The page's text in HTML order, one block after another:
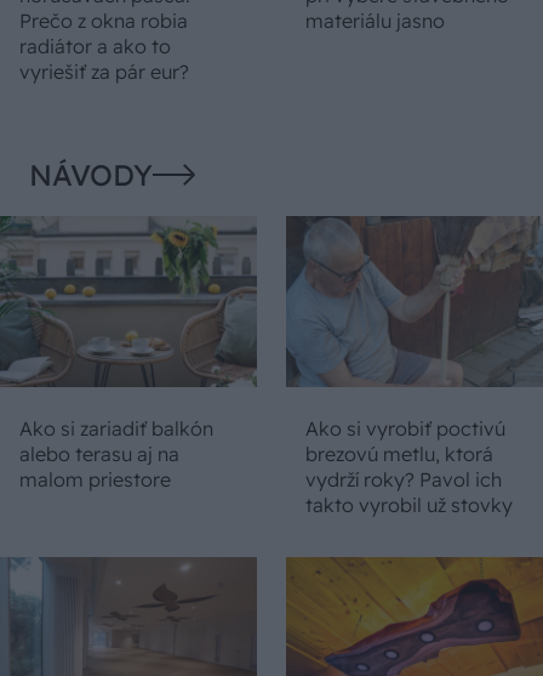
Prečo z okna robia
radiátor a ako to
vyriešiť za pár eur?
materiálu jasno
NÁVODY
Ako si zariadiť balkón
alebo terasu aj na
malom priestore
Ako si vyrobiť poctivú
brezovú metlu, ktorá
vydrží roky? Pavol ich
takto vyrobil už stovky